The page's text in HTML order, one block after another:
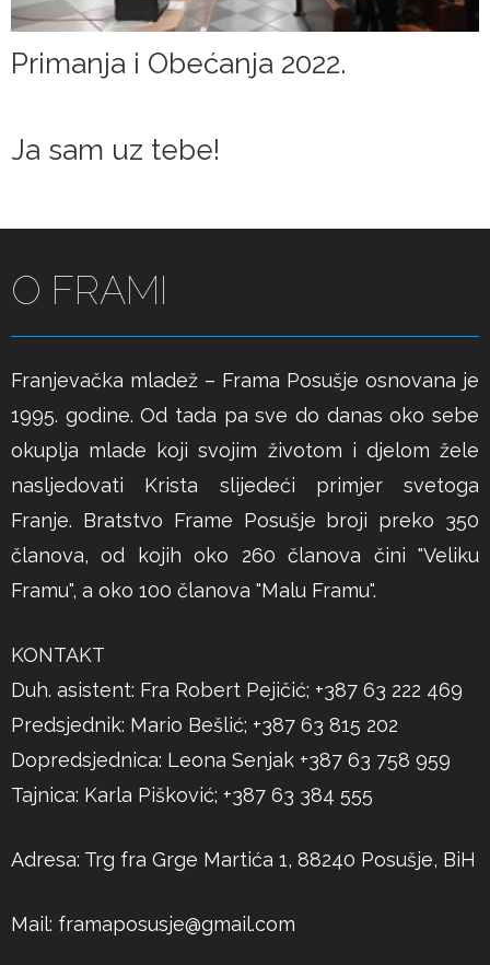
Primanja i Obećanja 2022.
Ja sam uz tebe!
O FRAMI
Franjevačka mladež – Frama Posušje osnovana je
1995. godine. Od tada pa sve do danas oko sebe
okuplja mlade koji svojim životom i djelom žele
nasljedovati Krista slijedeći primjer svetoga
Franje. Bratstvo Frame Posušje broji preko 350
članova, od kojih oko 260 članova čini "Veliku
Framu", a oko 100 članova "Malu Framu".
KONTAKT
Duh. asistent: Fra Robert Pejičić; +387 63 222 469
Predsjednik: Mario Bešlić; +387 63 815 202
Dopredsjednica: Leona Senjak +387 63 758 959
Tajnica: Karla Pišković; +387 63 384 555
Adresa: Trg fra Grge Martića 1, 88240 Posušje, BiH
Mail: framaposusje@gmail.com